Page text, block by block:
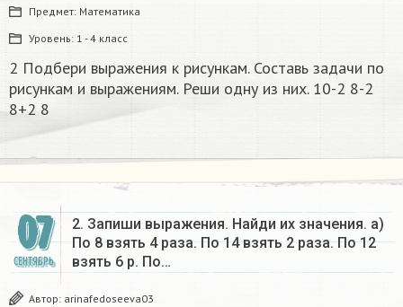
Предмет: Математика
Уровень: 1 - 4 класс
2 Подбери выражения к рисункам. Составь задачи по
рисункам и выражениям. Реши одну из них. 10-2 8-2
8+2 8​
07
СЕНТЯБРЬ
2. Запиши выражения. Найди их значения. а)
По 8 взять 4 раза. По 14 взять 2 раза. По 12
взять 6 р. По…
Автор: arinafedoseeva03